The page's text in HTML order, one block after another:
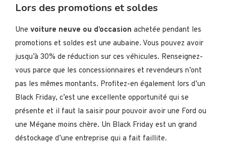
Lors des promotions et soldes
Une voiture neuve ou d’occasion achetée pendant les
promotions et soldes est une aubaine. Vous pouvez avoir
jusqu’à 30% de réduction sur ces véhicules. Renseignez-
vous parce que les concessionnaires et revendeurs n’ont
pas les mêmes montants. Profitez-en également lors d’un
Black Friday, c’est une excellente opportunité qui se
présente et il faut la saisir pour pouvoir avoir une Ford ou
une Mégane moins chère. Un Black Friday est un grand
déstockage d’une entreprise qui a fait faillite.